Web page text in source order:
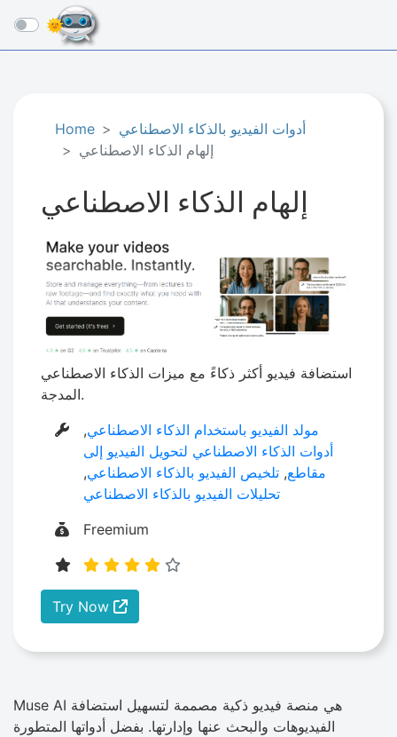
☰
Home
أدوات الفيديو بالذكاء الاصطناعي
إلهام الذكاء الاصطناعي
إلهام الذكاء الاصطناعي
استضافة فيديو أكثر ذكاءً مع ميزات الذكاء الاصطناعي
المدجة.
مولد الفيديو باستخدام الذكاء الاصطناعي,
أدوات الذكاء الاصطناعي لتحويل الفيديو إلى
مقاطع, تلخيص الفيديو بالذكاء الاصطناعي,
تحليلات الفيديو بالذكاء الاصطناعي
Freemium
Try Now
Muse AI هي منصة فيديو ذكية مصممة لتسهيل استضافة
الفيديوهات والبحث عنها وإدارتها. بفضل أدواتها المتطورة